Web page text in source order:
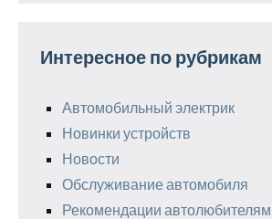
Интересное по рубрикам
Автомобильный электрик
Новинки устройств
Новости
Обслуживание автомобиля
Рекомендации автолюбителям